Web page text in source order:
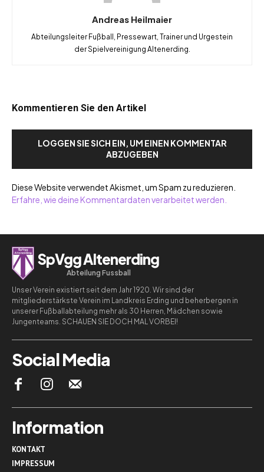
Andreas Heilmaier
Abteilungsleiter Fußball, Pressewart, Trainer und Urgestein
der Spielvereinigung Altenerding.
Kommentieren Sie den Artikel
LOGGEN SIE SICH EIN, UM EINEN KOMMENTAR
ABZUGEBEN
Diese Website verwendet Akismet, um Spam zu reduzieren.
Erfahre, wie deine Kommentardaten verarbeitet werden.
SpVgg Altenerding
Abteilung Fussball
Unser Verein existiert seit dem Jahr 1920. Wir sind der
mitgliederstärkste Verein im Landkreis Erding und beherbergen in
unserer Fußballabteilung mehr als 30 Herren, Mädchen sowie
Jungenteams. SCHAUEN SIE DOCH MAL VORBEI!
Social Media
Information
KONTAKT
IMPRESSUM